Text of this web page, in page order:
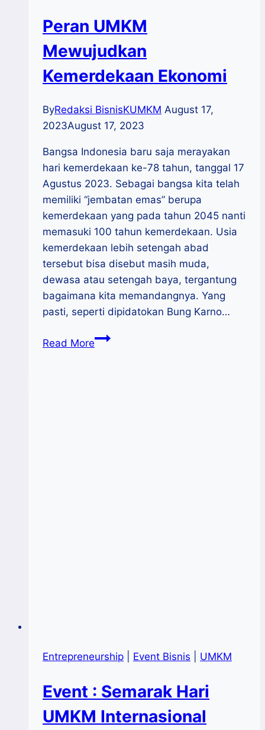
Peran UMKM
Mewujudkan
Kemerdekaan Ekonomi
ByRedaksi BisnisKUMKM August 17,
2023August 17, 2023
Bangsa Indonesia baru saja merayakan
hari kemerdekaan ke-78 tahun, tanggal 17
Agustus 2023. Sebagai bangsa kita telah
memiliki “jembatan emas” berupa
kemerdekaan yang pada tahun 2045 nanti
memasuki 100 tahun kemerdekaan. Usia
kemerdekaan lebih setengah abad
tersebut bisa disebut masih muda,
dewasa atau setengah baya, tergantung
bagaimana kita memandangnya. Yang
pasti, seperti dipidatokan Bung Karno…
Read MorePeran
Entrepreneurship Event Bisnis UMKM
Event : Semarak Hari
UMKM Internasional